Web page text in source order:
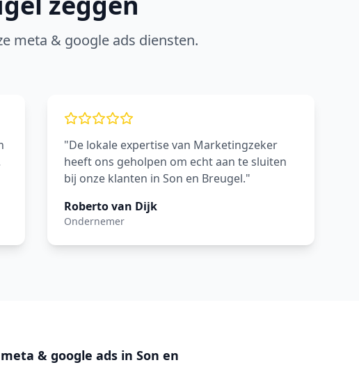
meta & google ads diensten.
"De lokale expertise van Marketingzeker
heeft ons geholpen om echt aan te sluiten
bij onze klanten in Son en Breugel."
Roberto van Dijk
Ondernemer
& google ads in Son en